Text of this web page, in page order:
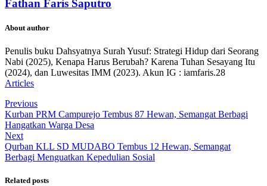
Fathan Faris Saputro
About author
Penulis buku Dahsyatnya Surah Yusuf: Strategi Hidup dari Seorang
Nabi (2025), Kenapa Harus Berubah? Karena Tuhan Sesayang Itu
(2024), dan Luwesitas IMM (2023). Akun IG : iamfaris.28
Articles
Previous
Kurban PRM Campurejo Tembus 87 Hewan, Semangat Berbagi
Hangatkan Warga Desa
Next
Qurban KLL SD MUDABO Tembus 12 Hewan, Semangat
Berbagi Menguatkan Kepedulian Sosial
Related posts